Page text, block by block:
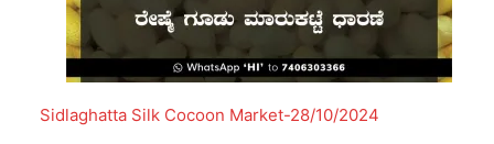
Sidlaghatta Silk Cocoon Market-28/10/2024